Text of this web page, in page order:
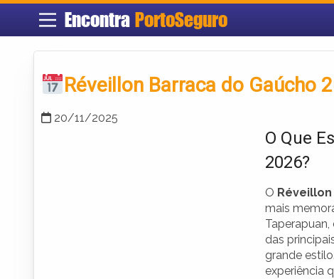
Encontra PortoSeguro
Réveillon Barraca do Gaúcho
20/11/2025
O Que
2026?
O
mais
Taperapuan,
das
grande
experiência